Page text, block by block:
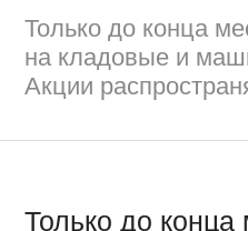
Только до конца
на кладовые и
Акции
Только до конца